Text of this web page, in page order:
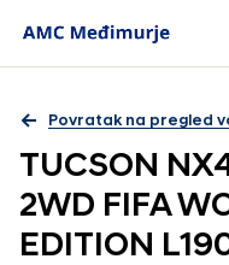
Povratak na pregled
TUCSON
2WD FIFA
EDITION